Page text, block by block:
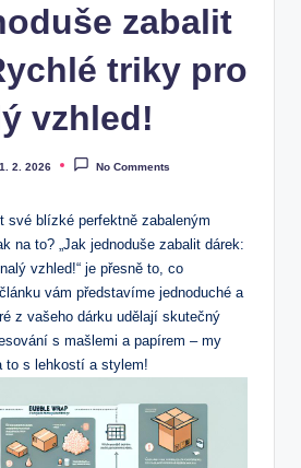
zabalit
triky pro
vzhled!
2. 2026 No Comments
své blízké perfektně zabaleným
na to? „Jak jednoduše zabalit dárek:
vzhled!“ je přesně to, co
vám představíme jednoduché a
z vašeho dárku udělají skutečný
s mašlemi a papírem – my
to s lehkostí a stylem!